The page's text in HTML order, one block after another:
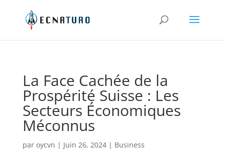
La Face Cachée de la
Prospérité Suisse : Les
Secteurs Économiques
Méconnus
par oycvn | Juin 26, 2024| Business